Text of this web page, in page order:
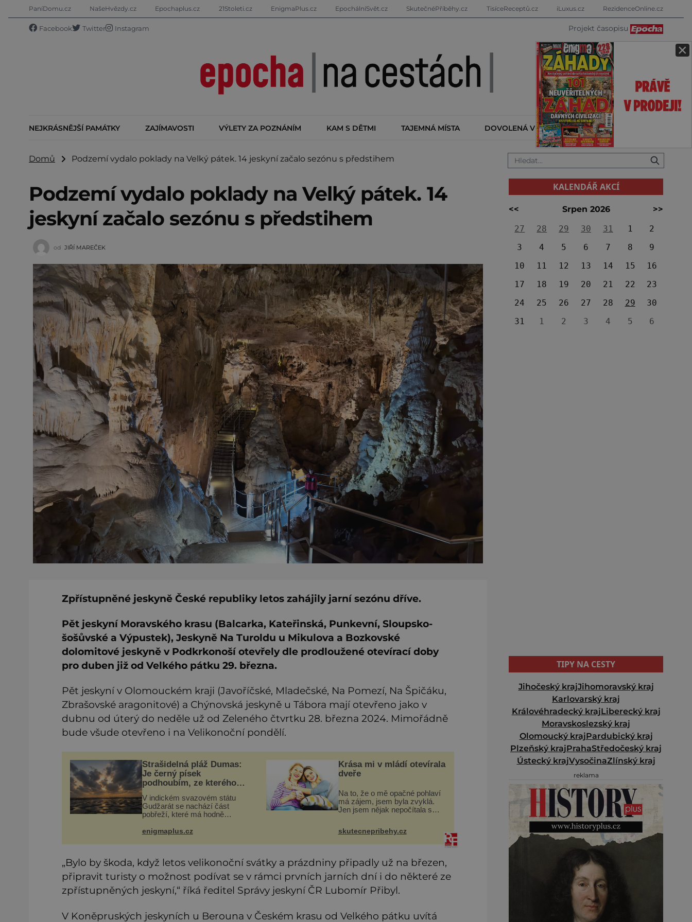
×
PaníDomu.cz NašeHvězdy.cz Epochaplus.cz 21Stoleti.cz EnigmaPlus.cz EpochálníSvět.cz SkutečnéPříběhy.cz TisíceReceptů.cz iLuxus.cz RezidenceOnline.cz
Facebook Twitter Instagram Projekt časopisu
NEJKRÁSNĚJŠÍ PAMÁTKY ZAJÍMAVOSTI VÝLETY ZA POZNÁNÍM KAM S DĚTMI TAJEMNÁ MÍSTA DOVOLENÁ V ZAHRANIČÍ KALENDÁŘ AKCÍ
Domů Podzemí vydalo poklady na Velký pátek. 14 jeskyní začalo sezónu s předstihem
Podzemí vydalo poklady na Velký pátek. 14
jeskyní začalo sezónu s předstihem
od JIŘÍ MAREČEK
Zpřístupněné jeskyně České republiky letos zahájily jarní sezónu dříve.
Pět jeskyní Moravského krasu (Balcarka, Kateřinská, Punkevní, Sloupsko-
šošůvské a Výpustek), Jeskyně Na Turoldu u Mikulova a Bozkovské
dolomitové jeskyně v Podkrkonoší otevřely dle prodloužené otevírací doby
pro duben již od Velkého pátku 29. března.
Pět jeskyní v Olomouckém kraji (Javoříčské, Mladečské, Na Pomezí, Na Špičáku,
Zbrašovské aragonitové) a Chýnovská jeskyně u Tábora mají otevřeno jako v
dubnu od úterý do neděle už od Zeleného čtvrtku 28. března 2024. Mimořádně
bude všude otevřeno i na Velikonoční pondělí.
Strašidelná pláž Dumas:
Je černý písek
podhoubím, ze kterého
roste zlo?
V indickém svazovém státu
Gudžarát se nachází část
pobřeží, které má hodně
přispívá i černý písek této
netypické zbarvení? Nakolik
enigmaplus.cz
Krása mi v mládí otevírala
dveře
Na to, že o mě opačné pohlaví
má zájem, jsem byla zvyklá.
Jen jsem nějak nepočítala s
bylo dvacet, rychle jsem zjistila,
že se svět usmívá mno
skutecnepribehy.cz
„Bylo by škoda, když letos velikonoční svátky a prázdniny připadly už na březen,
připravit turisty o možnost podívat se v rámci prvních jarních dní i do některé ze
zpřístupněných jeskyní,“ říká ředitel Správy jeskyní ČR Lubomír Přibyl.
V Koněpruských jeskyních u Berouna v Českém krasu od Velkého pátku uvítá
KALENDÁŘ AKCÍ
<< Srpen 2026
>>
27
28 29 30 31 1
2
3
4 5 6 7 8
9
10
11 12 13 14 15
16
17
18 19 20 21 22
23
24
25 26 27 28 29
30
31
1 2 3 4 5 6
TIPY NA CESTY
Jihočeský krajJihomoravský kraj
Karlovarský kraj
Královéhradecký krajLiberecký kraj
Moravskoslezský kraj
Olomoucký krajPardubický kraj
Plzeňský krajPrahaStředočeský kraj
Ústecký krajVysočinaZlínský kraj
reklama